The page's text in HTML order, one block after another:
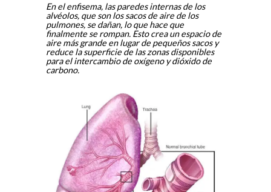
En el enfisema, las paredes internas de los
alvéolos, que son los sacos de aire de los
pulmones, se dañan, lo que hace que
finalmente se rompan. Esto crea un espacio de
aire más grande en lugar de pequeños sacos y
reduce la superficie de las zonas disponibles
para el intercambio de oxígeno y dióxido de
carbono.